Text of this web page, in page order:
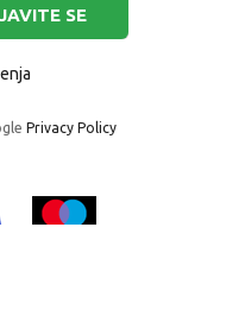
SE
Privacy Policy